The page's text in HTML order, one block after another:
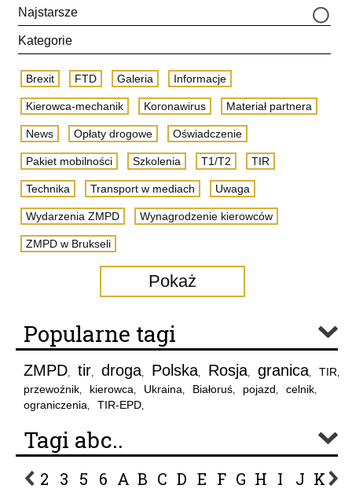
Najstarsze
Kategorie
Brexit FTD Galeria Informacje
Kierowca-mechanik Koronawirus Materiał partnera
News Opłaty drogowe Oświadczenie
Pakiet mobilności Szkolenia T1/T2 TIR
Technika Transport w mediach Uwaga
Wydarzenia ZMPD Wynagrodzenie kierowców
ZMPD w Brukseli
Pokaż
Popularne tagi
ZMPD, tir, droga, Polska, Rosja, granica, TIR,
przewoźnik, kierowca, Ukraina, Białoruś, pojazd, celnik,
ograniczenia, TIR-EPD,
Tagi abc..
2 3 5 6 A B C D E F G H I J K L